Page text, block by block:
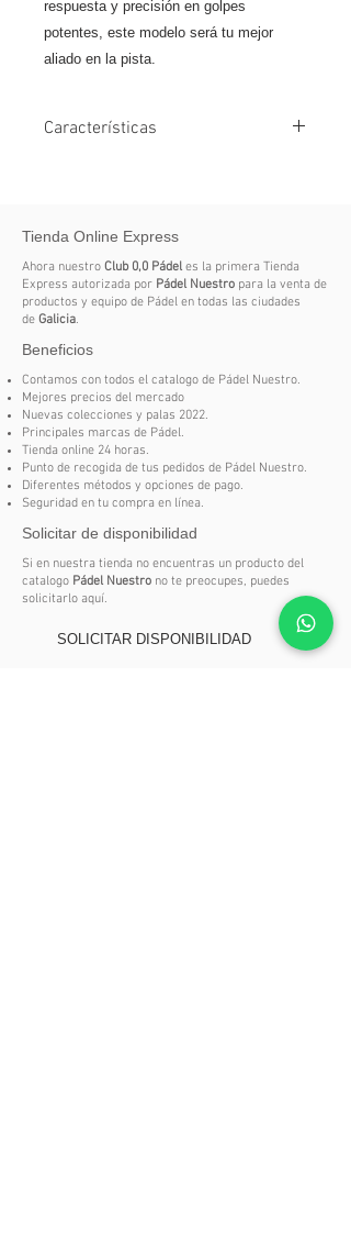
respuesta y precisión en golpes
potentes, este modelo será tu mejor
aliado en la pista.
Características
la aceleración de la bola
Núcleo de Hard EVA: Mayor
absorción de impactos y confort en el
juego
y resistencia
Optimized Spot: Golpes más
efectivos y confortables
Planos Carbono 24K:Mayor
durabilidad y excelente salida de bola
Tacto duro:Mejora la precisión y
control en golpes de alta velocidad
efecto en cada golpe
Tienda Online Express
Ahora nuestro Club 0,0 Pádel es la primera Tienda
Express autorizada por Pádel Nuestro para la venta de
productos y equipo de Pádel en todas las ciudades
de Galicia.
Beneficios
Contamos con todos el catalogo de Pádel Nuestro.
Mejores precios del mercado
Nuevas colecciones y palas 2022.
Principales marcas de Pádel.
Tienda online 24 horas.
Punto de recogida de tus pedidos de Pádel Nuestro.
Diferentes métodos y opciones de pago.
Seguridad en tu compra en línea.
Solicitar de disponibilidad
Si en nuestra tienda no encuentras un producto del
catalogo Pádel Nuestro no te preocupes, puedes
solicitarlo aquí.
SOLICITAR DISPONIBILIDAD